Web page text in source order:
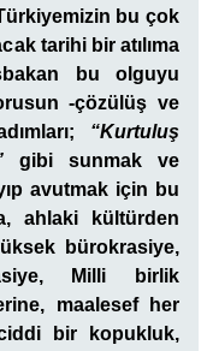
bu çok
tarihi bir atılıma
bu olguyu
-çözülüş ve
“Kurtuluş
gibi sunmak ve
avutmak için bu
ahlaki kültürden
bürokrasiye,
Milli birlik
maalesef her
bir kopukluk,